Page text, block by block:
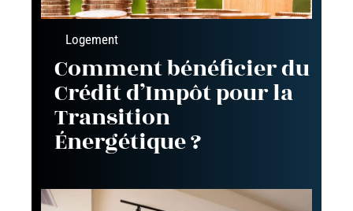
Logement
Comment bénéficier du
Crédit d’Impôt pour la
Transition
Énergétique ?